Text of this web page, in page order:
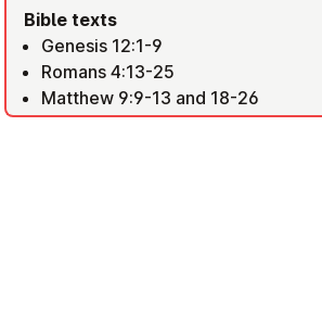
Bible texts
Genesis 12:1-9
Romans 4:13-25
Matthew 9:9-13 and 18-26